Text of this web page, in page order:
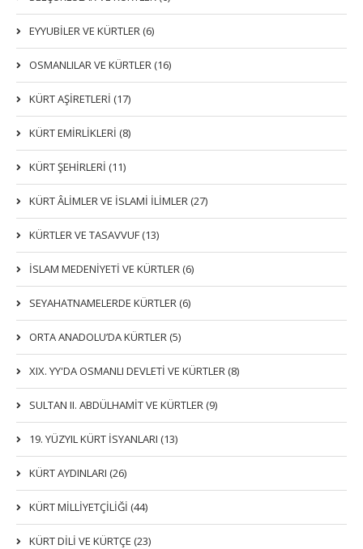
EYYUBİLER VE KÜRTLER (6)
OSMANLILAR VE KÜRTLER (16)
KÜRT AŞİRETLERİ (17)
KÜRT EMİRLİKLERİ (8)
KÜRT ŞEHİRLERİ (11)
KÜRT ÂLİMLER VE İSLAMİ İLİMLER (27)
KÜRTLER VE TASAVVUF (13)
İSLAM MEDENİYETİ VE KÜRTLER (6)
SEYAHATNAMELERDE KÜRTLER (6)
ORTA ANADOLU’DA KÜRTLER (5)
XIX. YY'DA OSMANLI DEVLETI VE KÜRTLER (8)
SULTAN II. ABDÜLHAMİT VE KÜRTLER (9)
19. YÜZYIL KÜRT İSYANLARI (13)
KÜRT AYDINLARI (26)
KÜRT MİLLİYETÇİLİĞİ (44)
KÜRT DİLİ VE KÜRTÇE (23)